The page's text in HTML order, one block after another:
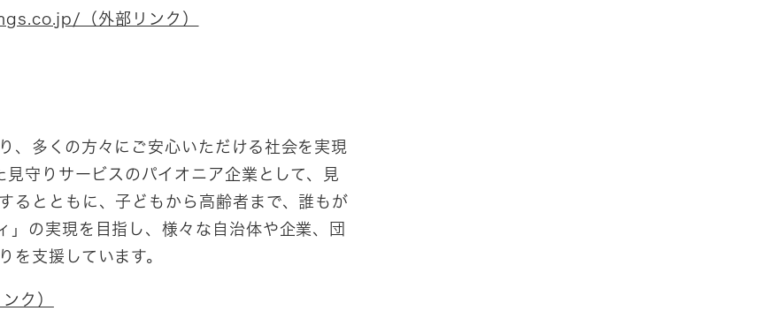
（外部リンク）
多くの方々にご安心いただける社会を実現
守りサービスのパイオニア企業として、見
るとともに、子どもから高齢者まで、誰もが
」の実現を目指し、様々な自治体や企業、団
を支援しています。
ク）